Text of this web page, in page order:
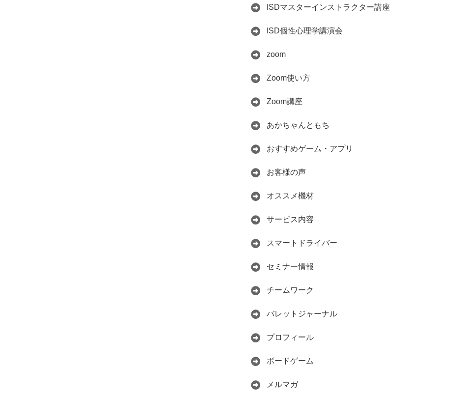
ISDマスターインストラクター講座
ISD個性心理学講演会
zoom
Zoom使い方
Zoom講座
あかちゃんともち
おすすめゲーム・アプリ
お客様の声
オススメ機材
サービス内容
スマートドライバー
セミナー情報
チームワーク
バレットジャーナル
プロフィール
ボードゲーム
メルマガ